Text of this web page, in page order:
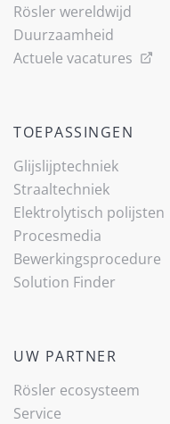
Rösler wereldwijd
Duurzaamheid
Actuele vacatures
TOEPASSINGEN
Glijslijp­techniek
Straaltechniek
Elektrolytisch polijsten
Procesmedia
Bewerkingsprocedure
Solution Finder
UW PARTNER
Rösler ecosysteem
Service